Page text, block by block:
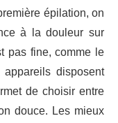
épilation, on
à la douleur sur
pas fine, comme le
disposent
de choisir entre
douce. Les mieux